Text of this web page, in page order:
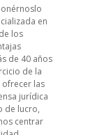
en
los
de 40 años
de la
ofrecer las
jurídica
de lucro,
centrar